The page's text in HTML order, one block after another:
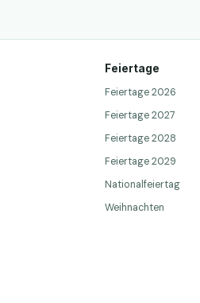
Feiertage
Feiertage 2026
Feiertage 2027
Feiertage 2028
Feiertage 2029
Nationalfeiertag
Weihnachten